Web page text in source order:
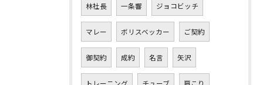
林社長 一条響 ジョコビッチ
マレー ボリスベッカー ご契約
御契約 成約 名言 矢沢
トレーニング チューブ 肩こり